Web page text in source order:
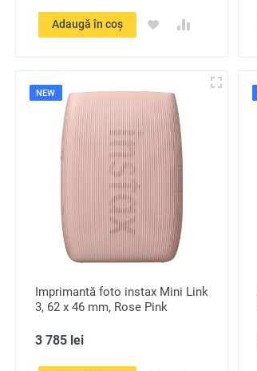
Adaugă în coș
NEW
Imprimantă foto instax Mini Link
3, 62 x 46 mm, Rose Pink
3 785 lei